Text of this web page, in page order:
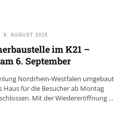
9. AUGUST 2018
im K21 –
6. September
Nordrhein-Westfalen umgebaut
für die Besucher ab Montag
Mit der Wiedereröffnung ...